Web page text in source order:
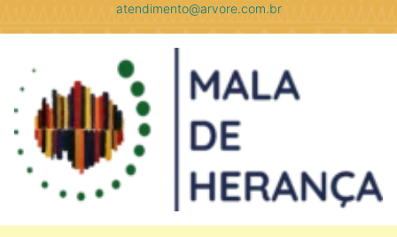
atendimento@arvore.com.br